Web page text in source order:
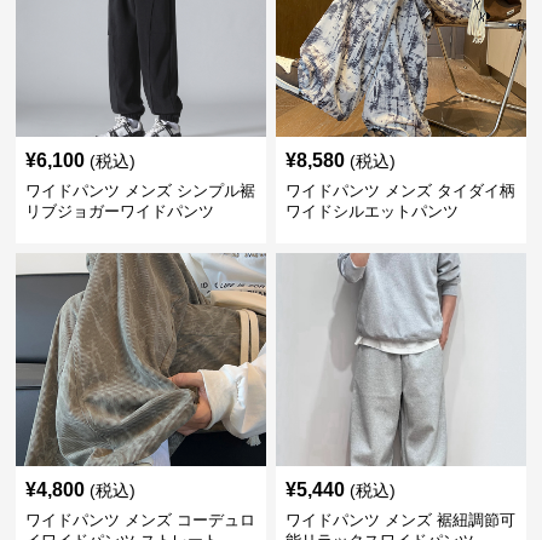
¥6,100 (税込)
ワイドパンツ メンズ シンプル裾
リブジョガーワイドパンツ
¥8,580 (税込)
ワイドパンツ メンズ タイダイ柄
ワイドシルエットパンツ
¥4,800 (税込)
ワイドパンツ メンズ コーデュロ
¥5,440 (税込)
ワイドパンツ メンズ 裾紐調節可